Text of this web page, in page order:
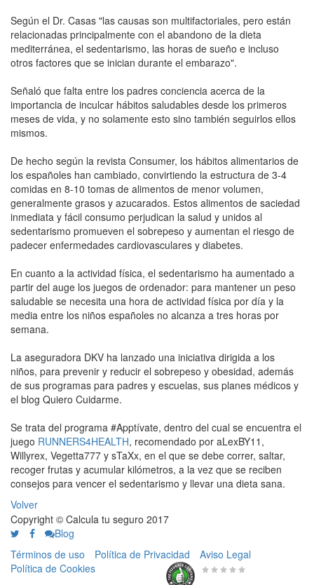
Según el Dr. Casas "las causas son multifactoriales, pero están
relacionadas principalmente con el abandono de la dieta
mediterránea, el sedentarismo, las horas de sueño e incluso
otros factores que se inician durante el embarazo".
Señaló que falta entre los padres conciencia acerca de la
importancia de inculcar hábitos saludables desde los primeros
meses de vida, y no solamente esto sino también seguirlos ellos
mismos.
De hecho según la revista Consumer, los hábitos alimentarios de
los españoles han cambiado, convirtiendo la estructura de 3-4
comidas en 8-10 tomas de alimentos de menor volumen,
generalmente grasos y azucarados. Estos alimentos de saciedad
inmediata y fácil consumo perjudican la salud y unidos al
sedentarismo promueven el sobrepeso y aumentan el riesgo de
padecer enfermedades cardiovasculares y diabetes.
En cuanto a la actividad física, el sedentarismo ha aumentado a
partir del auge los juegos de ordenador: para mantener un peso
saludable se necesita una hora de actividad física por día y la
media entre los niños españoles no alcanza a tres horas por
semana.
La aseguradora DKV ha lanzado una iniciativa dirigida a los
niños, para prevenir y reducir el sobrepeso y obesidad, además
de sus programas para padres y escuelas, sus planes médicos y
el blog Quiero Cuidarme.
Se trata del programa #Apptívate, dentro del cual se encuentra el
juego RUNNERS4HEALTH, recomendado por aLexBY11,
Willyrex, Vegetta777 y sTaXx, en el que se debe correr, saltar,
recoger frutas y acumular kilómetros, a la vez que se reciben
consejos para vencer el sedentarismo y llevar una dieta sana.
Volver
Copyright © Calcula tu seguro 2017
Blog
Términos de uso
Política de Privacidad
Aviso Legal
Política de Cookies